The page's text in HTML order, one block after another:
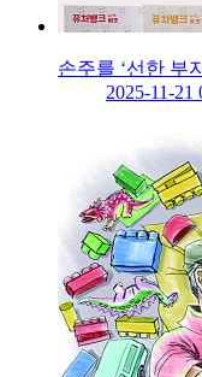
손주를 ‘선한 부
2025-11-21